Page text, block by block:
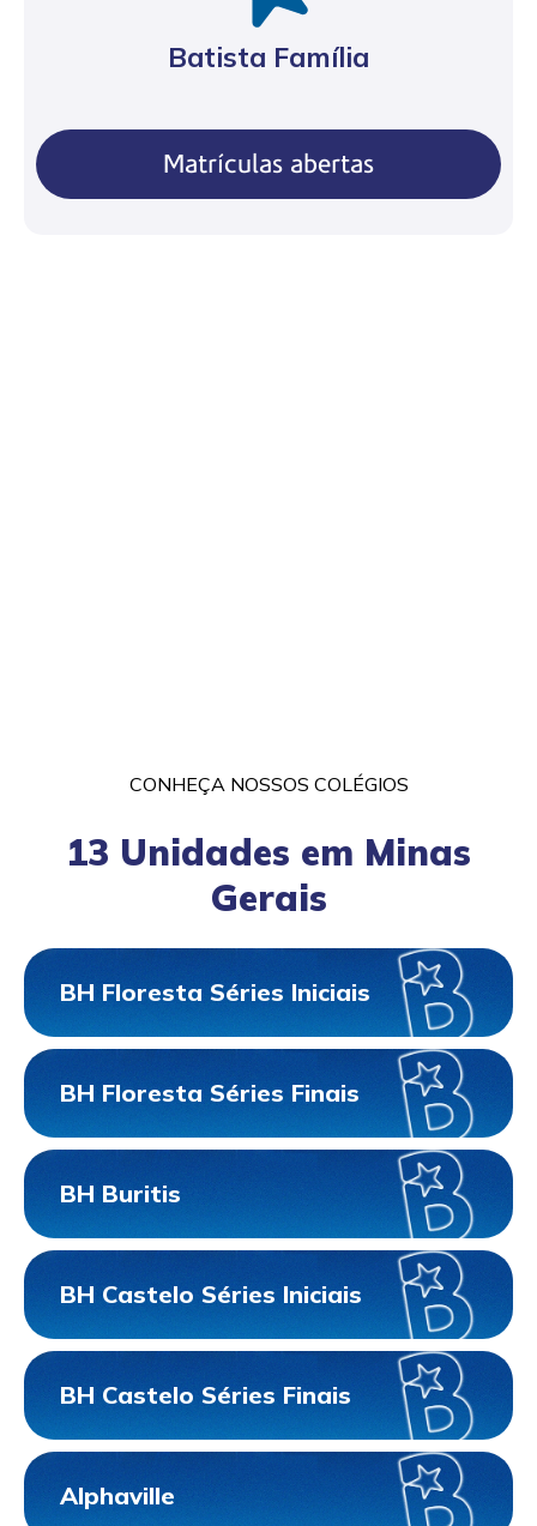
Batista Família
Matrículas abertas
CONHEÇA NOSSOS COLÉGIOS
13 Unidades em Minas
Gerais
BH Floresta Séries Iniciais
BH Floresta Séries Finais
BH Buritis
BH Castelo Séries Iniciais
BH Castelo Séries Finais
Alphaville